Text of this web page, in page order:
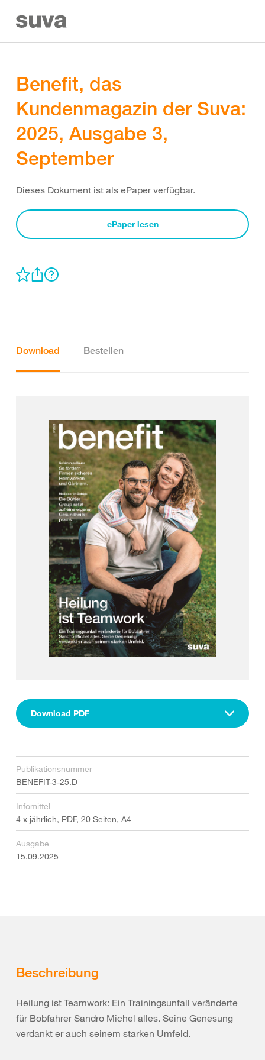
Benefit, das
Kundenmagazin der Suva:
2025, Ausgabe 3,
September
Dieses Dokument ist als ePaper verfügbar.
ePaper lesen
Download Bestellen
Download PDF
Publikationsnummer
BENEFIT-3-25.D
Infomittel
4 x jährlich, PDF, 20 Seiten, A4
Ausgabe
15.09.2025
Beschreibung
Heilung ist Teamwork: Ein Trainingsunfall veränderte
für Bobfahrer Sandro Michel alles. Seine Genesung
verdankt er auch seinem starken Umfeld.